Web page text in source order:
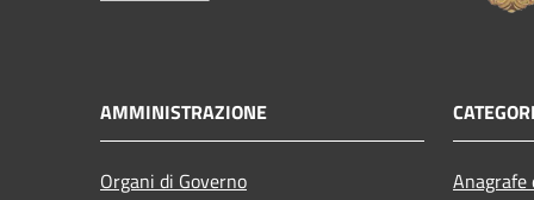
AMMINISTRAZIONE
Organi di Governo